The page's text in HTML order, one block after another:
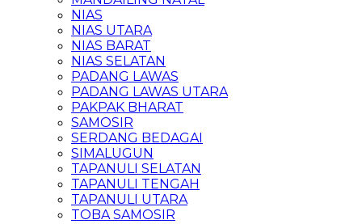
NIAS
NIAS UTARA
NIAS BARAT
NIAS SELATAN
PADANG LAWAS
PADANG LAWAS UTARA
PAKPAK BHARAT
SAMOSIR
SERDANG BEDAGAI
SIMALUGUN
TAPANULI SELATAN
TAPANULI TENGAH
TAPANULI UTARA
TOBA SAMOSIR